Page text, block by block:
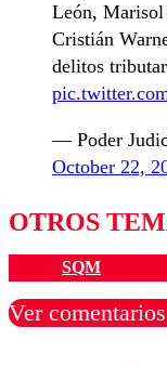
León, Marisol
Cristián
delitos
— Poder
October 22,
OTROS
SQM
Ver comentarios